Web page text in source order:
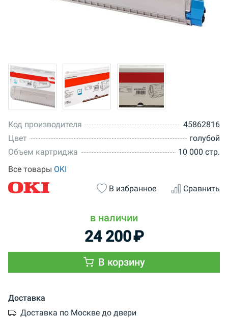
Код производителя
45862816
Цвет
голубой
Объем картриджа
10 000 стр.
Все товары OKI
В избранное
Сравнить
в наличии
24 200₽
В корзину
Доставка
Доставка по Москве до двери